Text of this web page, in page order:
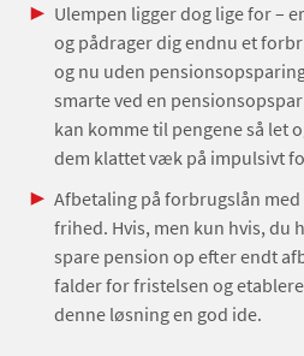
Ulempen ligger dog lige for –
og pådrager dig endnu et
og nu uden
smarte ved en
kan komme til pengene så let
dem klattet væk på impulsivt
Afbetaling på forbrugslån
frihed. Hvis, men kun hvis, du
spare pension op efter endt
falder for fristelsen og
denne løsning en god ide.